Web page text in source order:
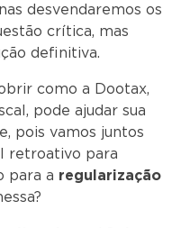
desvendaremos os
crítica, mas
definitiva.
como a Dootax,
pode ajudar sua
pois vamos juntos
retroativo para
para a regularização